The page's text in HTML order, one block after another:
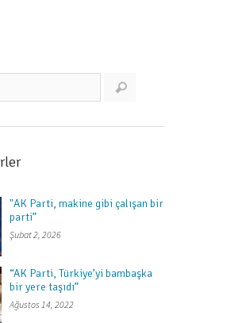
"AK Parti, makine gibi çalışan bir
parti”
Şubat 2, 2026
“AK Parti, Türkiye’yi bambaşka
bir yere taşıdı”
Ağustos 14, 2022